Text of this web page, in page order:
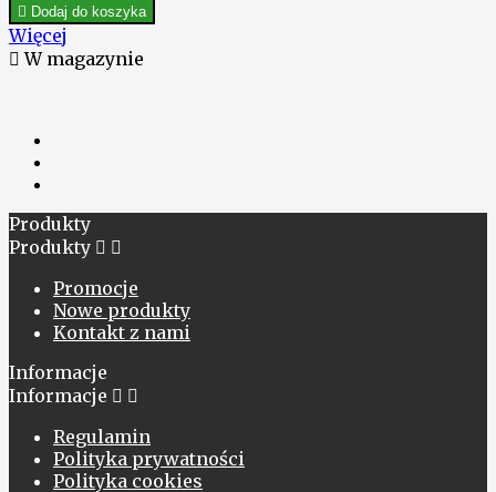
 Dodaj do koszyka
Więcej
 W magazynie
Produkty
Produkty  
Promocje
Nowe produkty
Kontakt z nami
Informacje
Informacje  
Regulamin
Polityka prywatności
Polityka cookies